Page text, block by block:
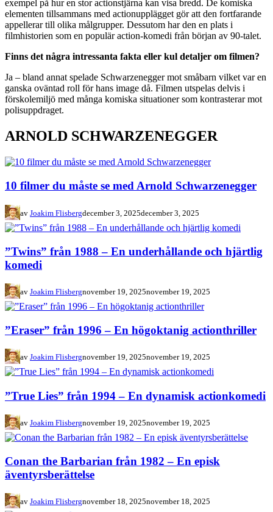
exempel på hur en stor actionstjärna kan visa bredd. De komiska
elementen tillsammans med actionupplägget gör att den fortfarande
appellerar till olika målgrupper. Dessutom har den en plats i
filmhistorien som en populär action-komedi från början av 90-talet.
Finns det några intressanta fakta eller kul detaljer om filmen?
Ja – bland annat spelade Schwarzenegger mot småbarn vilket var en
ganska oväntad roll för hans image då. Filmen utspelas delvis i
förskolemiljö med många komiska situationer som kontrasterar mot
polisuppdraget.
ARNOLD SCHWARZENEGGER
10 filmer du måste se med Arnold Schwarzenegger
av Joakim Flisbergdecember 3, 2025december 3, 2025
”Twins” från 1988 – En underhållande och hjärtlig
komedi
av Joakim Flisbergnovember 19, 2025november 19, 2025
”Eraser” från 1996 – En högoktanig actionthriller
av Joakim Flisbergnovember 19, 2025november 19, 2025
”True Lies” från 1994 – En dynamisk actionkomedi
av Joakim Flisbergnovember 19, 2025november 19, 2025
Conan the Barbarian från 1982 – En episk
äventyrsberättelse
av Joakim Flisbergnovember 18, 2025november 18, 2025